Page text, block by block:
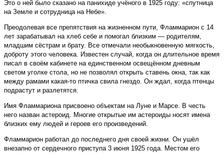
Это о ней было сказано на панихиде учёного в 1925 году: «спутница
на Земле и сотрудница на Небе».
Преодолевая все препятствия на жизненном пути, Фламмарион с 14
лет зарабатывал на хлеб себе и помогал близким — родителям,
младшим сёстрам и брату. Все отмечали необыкновенную мягкость,
доброту этого человека. Известен случай, когда он длительное время
писал в своём кабинете на единственном освещённом дневным
светом уголке стола, но не позволял открыть ставень окна, так как
между рамами какая-то птичка свила гнездо. Он ждал, когда птенцы
подрастут и разлетятся.
Имя Фламмариона присвоено объектам на Луне и Марсе. В честь
него назван астероид. Многие открытые им астероиды носят имена
близких ему людей и героев его произведений.
Фламмарион работал до последнего дня своей жизни. Он ушёл
внезапно от сердечного приступа 3 июня 1925 года. Местом его